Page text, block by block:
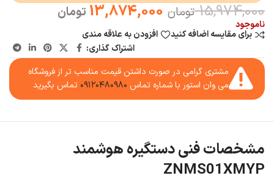
15,974,000 تومان 13,874,000 تومان
ناموجود
برای مقایسه اضافه کنید
افزودن به علاقه مندی
اشتراک گذاری:
مشتری گرامی در صورت داشتن قیمت مناسب تر از فروشگاه
می وان استور با شماره تماس ۰۹۱۲۰۴۸۰۹۸۰ تماس بگیرید
مشخصات فنی دستگیره هوشمند
ZNMS01XMYP